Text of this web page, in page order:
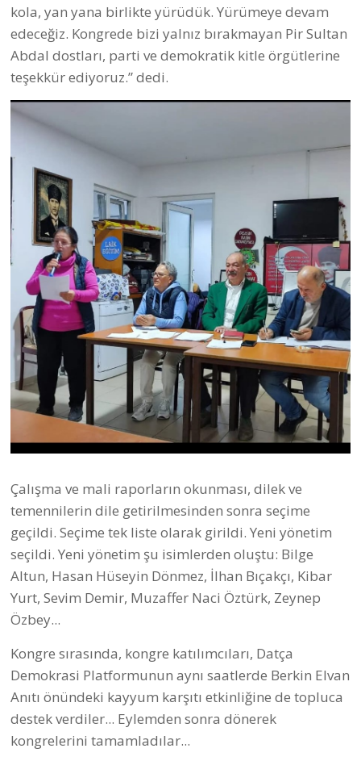
kola, yan yana birlikte yürüdük. Yürümeye devam
edeceğiz. Kongrede bizi yalnız bırakmayan Pir Sultan
Abdal dostları, parti ve demokratik kitle örgütlerine
teşekkür ediyoruz.” dedi.
Çalışma ve mali raporların okunması, dilek ve
temennilerin dile getirilmesinden sonra seçime
geçildi. Seçime tek liste olarak girildi. Yeni yönetim
seçildi. Yeni yönetim şu isimlerden oluştu: Bilge
Altun, Hasan Hüseyin Dönmez, İlhan Bıçakçı, Kibar
Yurt, Sevim Demir, Muzaffer Naci Öztürk, Zeynep
Özbey...
Kongre sırasında, kongre katılımcıları, Datça
Demokrasi Platformunun aynı saatlerde Berkin Elvan
Anıtı önündeki kayyum karşıtı etkinliğine de topluca
destek verdiler... Eylemden sonra dönerek
kongrelerini tamamladılar...